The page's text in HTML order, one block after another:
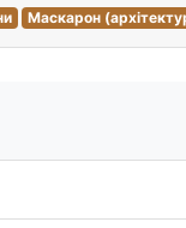
Маскарон